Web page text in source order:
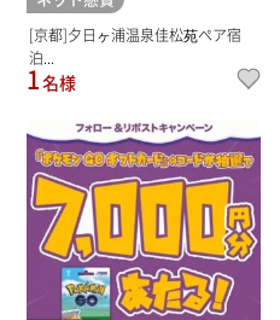
[京都]夕日ヶ浦温泉佳松苑ペア宿
泊...
1名様